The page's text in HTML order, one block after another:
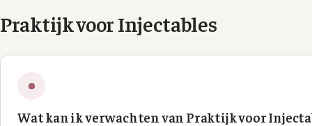
Praktijk voor Injectables
Wat kan ik verwachten van Praktijk voor